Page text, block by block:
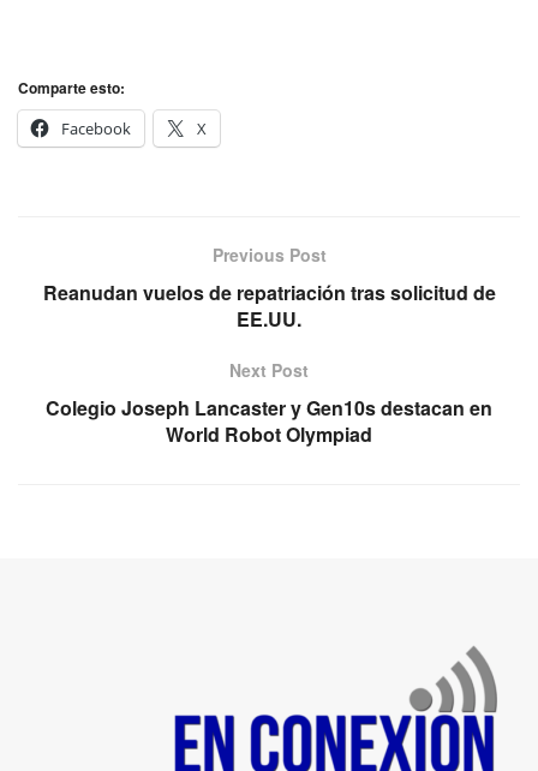
Comparte esto:
Facebook
X
Previous Post
Reanudan vuelos de repatriación tras solicitud de
EE.UU.
Next Post
Colegio Joseph Lancaster y Gen10s destacan en
World Robot Olympiad